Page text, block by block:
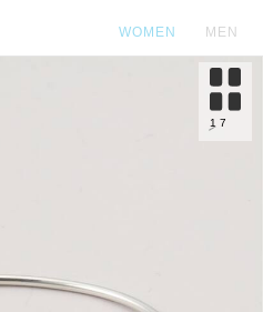
WOMEN MEN
1 7